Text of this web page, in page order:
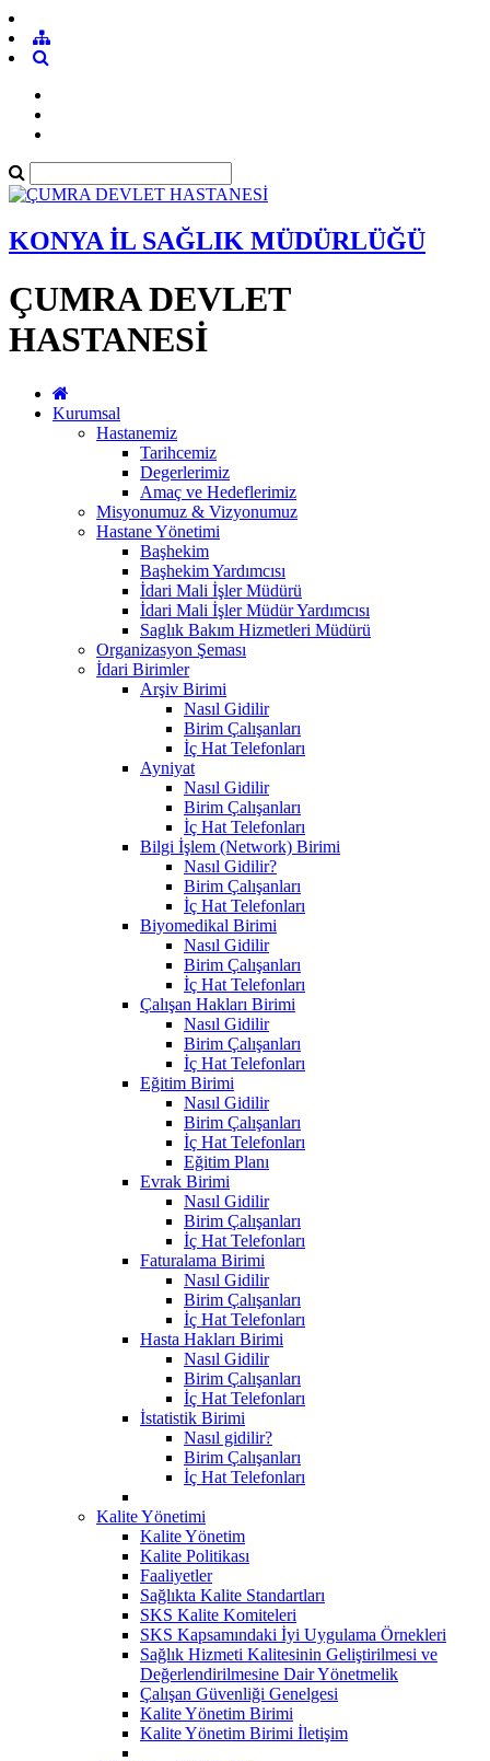
KONYA İL SAĞLIK MÜDÜRLÜĞÜ
ÇUMRA DEVLET
HASTANESİ
Kurumsal
Hastanemiz
Tarihcemiz
Degerlerimiz
Amaç ve Hedeflerimiz
Misyonumuz & Vizyonumuz
Hastane Yönetimi
Başhekim
Başhekim Yardımcısı
İdari Mali İşler Müdürü
İdari Mali İşler Müdür Yardımcısı
Saglık Bakım Hizmetleri Müdürü
Organizasyon Şeması
İdari Birimler
Arşiv Birimi
Nasıl Gidilir
Birim Çalışanları
İç Hat Telefonları
Ayniyat
Nasıl Gidilir
Birim Çalışanları
İç Hat Telefonları
Bilgi İşlem (Network) Birimi
Nasıl Gidilir?
Birim Çalışanları
İç Hat Telefonları
Biyomedikal Birimi
Nasıl Gidilir
Birim Çalışanları
İç Hat Telefonları
Çalışan Hakları Birimi
Nasıl Gidilir
Birim Çalışanları
İç Hat Telefonları
Eğitim Birimi
Nasıl Gidilir
Birim Çalışanları
İç Hat Telefonları
Eğitim Planı
Evrak Birimi
Nasıl Gidilir
Birim Çalışanları
İç Hat Telefonları
Faturalama Birimi
Nasıl Gidilir
Birim Çalışanları
İç Hat Telefonları
Hasta Hakları Birimi
Nasıl Gidilir
Birim Çalışanları
İç Hat Telefonları
İstatistik Birimi
Nasıl gidilir?
Birim Çalışanları
İç Hat Telefonları
Kalite Yönetimi
Kalite Yönetim
Kalite Politikası
Faaliyetler
Sağlıkta Kalite Standartları
SKS Kalite Komiteleri
SKS Kapsamındaki İyi Uygulama Örnekleri
Sağlık Hizmeti Kalitesinin Geliştirilmesi ve
Değerlendirilmesine Dair Yönetmelik
Çalışan Güvenliği Genelgesi
Kalite Yönetim Birimi
Kalite Yönetim Birimi İletişim